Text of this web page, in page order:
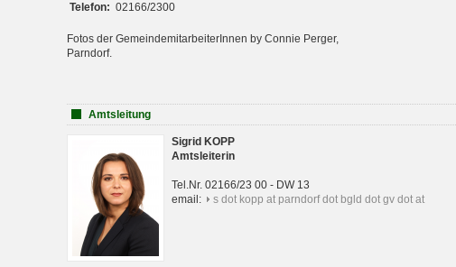
Telefon: 02166/2300
Fotos der GemeindemitarbeiterInnen by Connie Perger,
Parndorf.
Amtsleitung
Sigrid KOPP
Amtsleiterin
Tel.Nr. 02166/23 00 - DW 13
email:
s dot kopp at parndorf dot bgld dot gv dot at